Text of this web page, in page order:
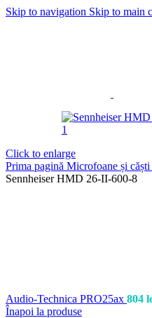
Skip to navigation Skip to main
Click to enlarge
Prima pagină Microfoane și căști
Sennheiser HMD 26-II-600-8
Audio-Technica PRO25ax 804
Înapoi la produse